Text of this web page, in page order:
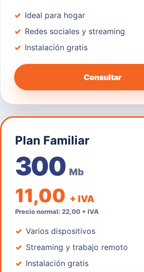
Ideal para hogar
Redes sociales y streaming
Instalación gratis
Consultar
Plan Familiar
300 Mb
11,00 + IVA
Precio normal: 22,00 + IVA
Varios dispositivos
Streaming y trabajo remoto
Instalación gratis